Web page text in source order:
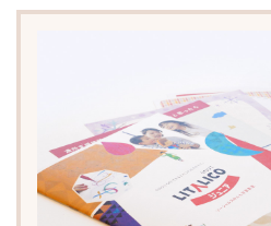
LITALICO教育ソフト
LITALICO研究所
他にも発達障害児教育の分
いスーパーバイザーが多数